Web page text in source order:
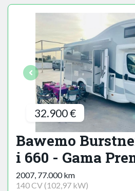
32.900 €
Bawemo
i 660 - Gama
2007, 77.000 km
140 CV (102,97 kW)